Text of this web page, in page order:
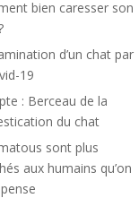
bien caresser son
d’un chat par
19
: Berceau de la
du chat
sont plus
aux humains qu’on